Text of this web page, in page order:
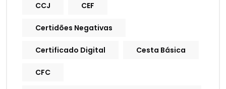
CCJ CEF
Certidões Negativas
Certificado Digital Cesta Básica
CFC